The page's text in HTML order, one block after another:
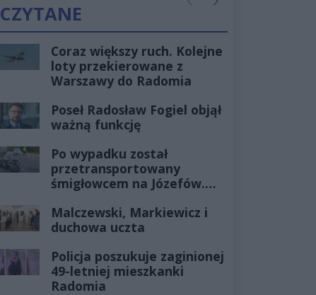
CZYTANE
PoprzednieNastępne
Coraz większy ruch. Kolejne
loty przekierowane z
Warszawy do Radomia
Poseł Radosław Fogiel objął
ważną funkcję
Po wypadku został
przetransportowany
śmigłowcem na Józefów.
żyłach
Malczewski, Markiewicz i
duchowa uczta
Policja poszukuje zaginionej
49-letniej mieszkanki
Radomia